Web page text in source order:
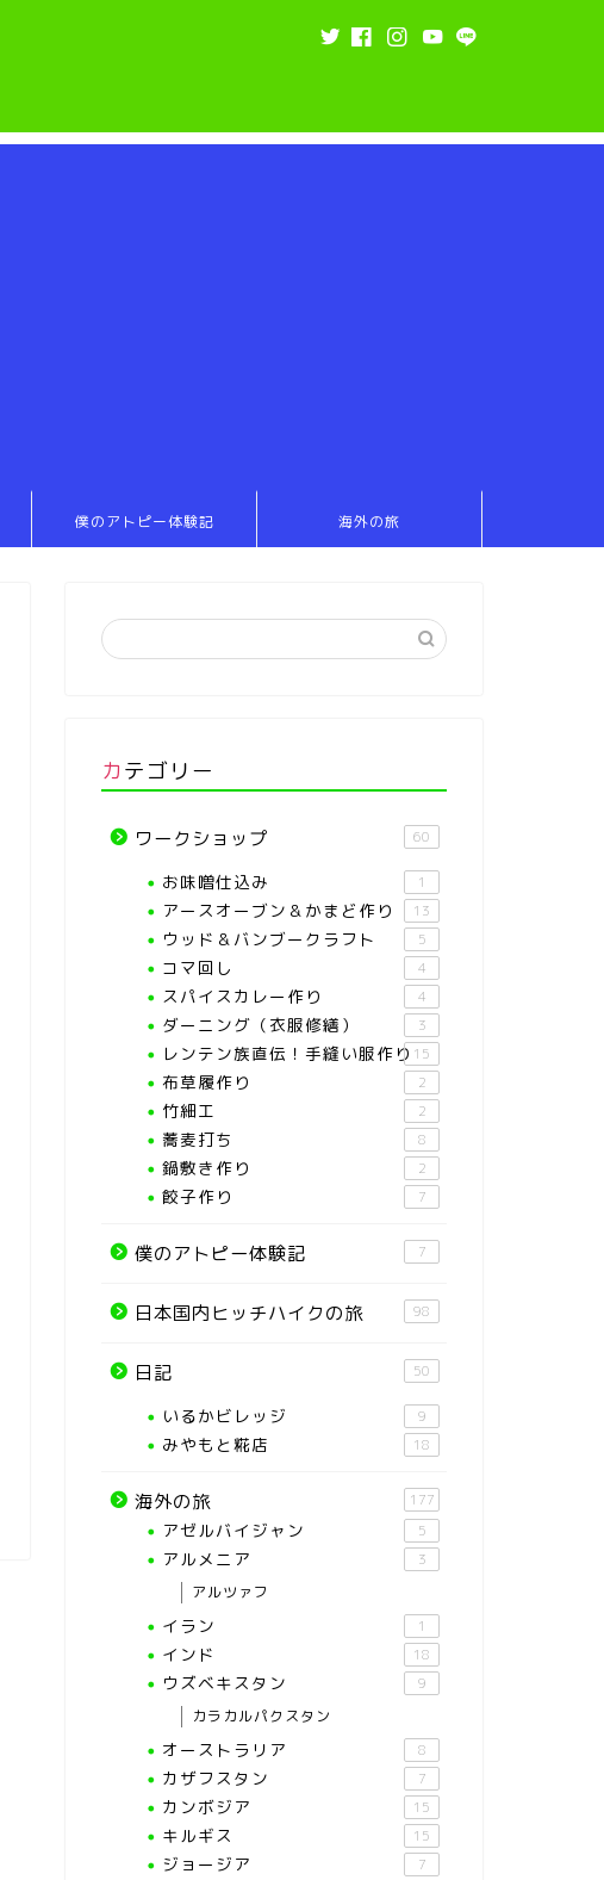
僕のアトピー体験記 海外の旅
カテゴリー
ワークショップ 60
お味噌仕込み 1
アースオーブン＆かまど作り 13
ウッド＆バンブークラフト 5
コマ回し 4
スパイスカレー作り 4
ダーニング（衣服修繕） 3
レンテン族直伝！手縫い服作り 15
布草履作り 2
竹細工 2
蕎麦打ち 8
鍋敷き作り 2
餃子作り 7
僕のアトピー体験記 7
日本国内ヒッチハイクの旅 98
日記 50
いるかビレッジ 9
みやもと糀店 18
海外の旅 177
アゼルバイジャン 5
アルメニア 3
アルツァフ
イラン 1
インド 18
ウズベキスタン 9
カラカルパクスタン
オーストラリア 8
カザフスタン 7
カンボジア 15
キルギス 15
ジョージア 7